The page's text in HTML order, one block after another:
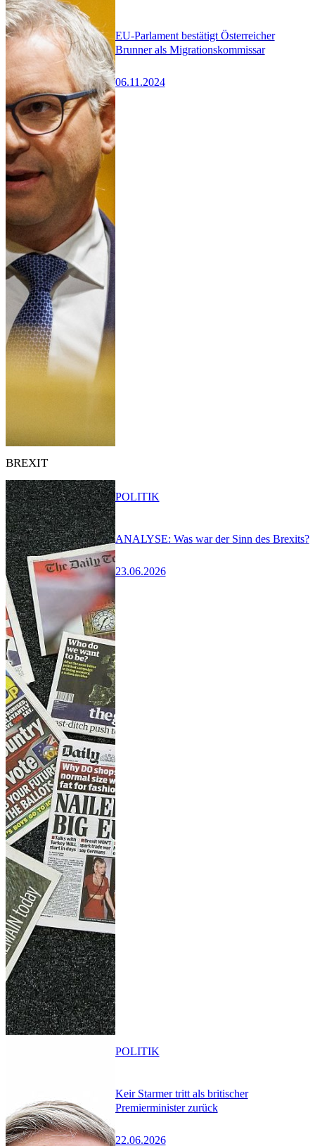
EU-Parlament bestätigt Österreicher
Brunner als Migrationskommissar
06.11.2024
BREXIT
ANALYSE: Was war der Sinn des Brexits?
23.06.2026
POLITIK
Keir Starmer tritt als britischer
Premierminister zurück
22.06.2026
POLITIK